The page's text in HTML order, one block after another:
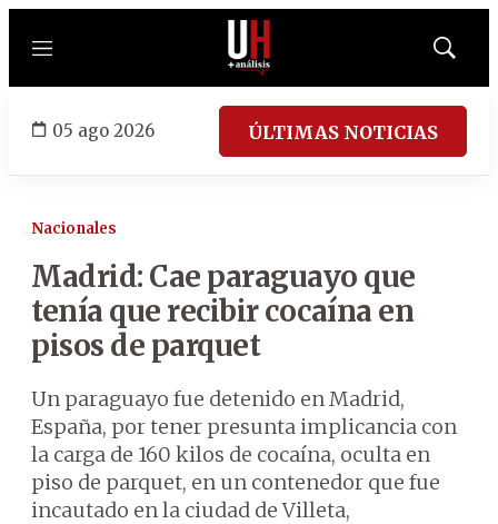
Menú
Mostrar
05 ago 2026 ÚLTIMAS NOTICIAS
Nacionales
Madrid: Cae paraguayo que
tenía que recibir cocaína en
pisos de parquet
Un paraguayo fue detenido en Madrid,
España, por tener presunta implicancia con
la carga de 160 kilos de cocaína, oculta en
piso de parquet, en un contenedor que fue
incautado en la ciudad de Villeta,